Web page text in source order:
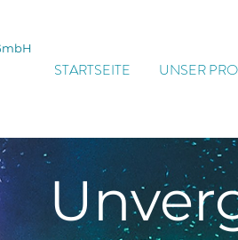
STARTSEITE UNSER